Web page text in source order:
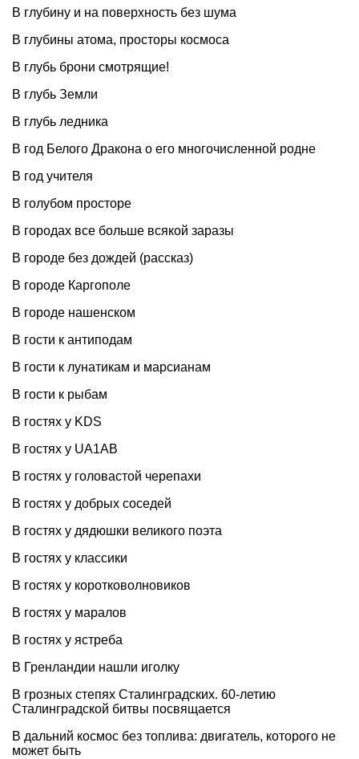
В глубину и на поверхность без шума
В глубины атома, просторы космоса
В глубь брони смотрящие!
В глубь Земли
В глубь ледника
В год Белого Дракона о его многочисленной родне
В год учителя
В голубом просторе
В городах все больше всякой заразы
В городе без дождей (рассказ)
В городе Каргополе
В городе нашенском
В гости к антиподам
В гости к лунатикам и марсианам
В гости к рыбам
В гостях у KDS
В гостях у UA1AB
В гостях у головастой черепахи
В гостях у добрых соседей
В гостях у дядюшки великого поэта
В гостях у классики
В гостях у коротковолновиков
В гостях у маралов
В гостях у ястреба
В Гренландии нашли иголку
В грозных степях Сталинградских. 60-летию
Сталинградской битвы посвящается
В дальний космос без топлива: двигатель, которого не
может быть